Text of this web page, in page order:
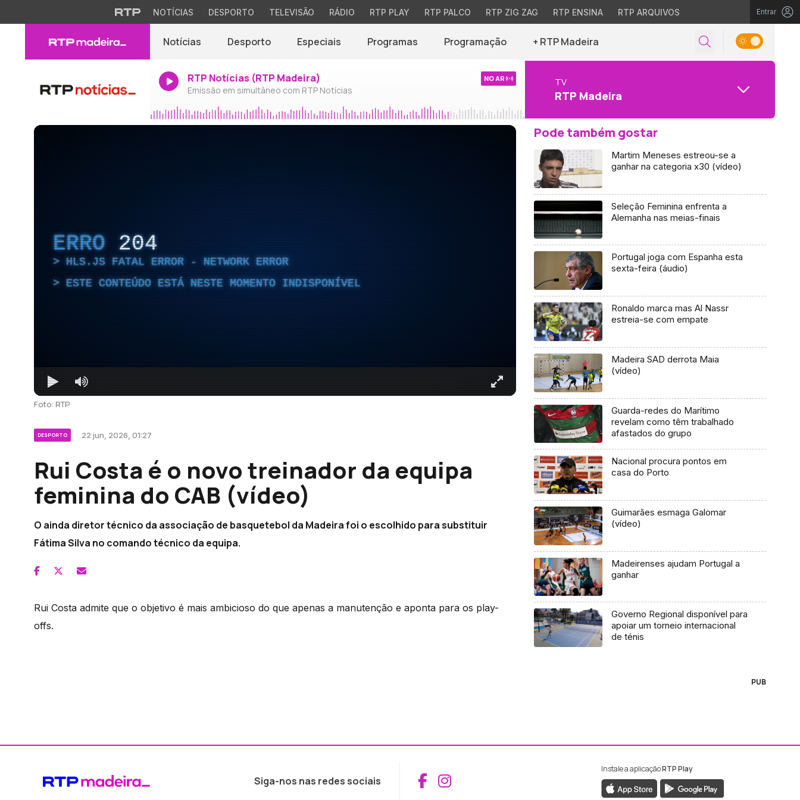
NOTÍCIAS DESPORTO TELEVISÃO RÁDIO RTP PLAY RTP PALCO RTP ZIG ZAG RTP ENSINA RTP ARQUIVOS Entrar
Notícias Desporto Especiais Programas Programação + RTP Madeira
RTP Notícias (RTP Madeira)
Emissão em simultâneo com RTP Notícias
NO AR TV
RTP Madeira
ERRO 204
HLS.JS FATAL ERROR - NETWORK ERROR
ESTE CONTEÚDO ESTÁ NESTE MOMENTO INDISPONÍVEL
Foto: RTP
DESPORTO 22 jun, 2026, 01:27
Rui Costa é o novo treinador da equipa
feminina do CAB (vídeo)
O ainda diretor técnico da associação de basquetebol da Madeira foi o escolhido para substituir
Fátima Silva no comando técnico da equipa.
Rui Costa admite que o objetivo é mais ambicioso do que apenas a manutenção e aponta para os play-
offs.
Pode também gostar
Martim Meneses estreou-se a
ganhar na categoria x30 (vídeo)
Seleção Feminina enfrenta a
Alemanha nas meias-finais
Portugal joga com Espanha esta
sexta-feira (áudio)
Ronaldo marca mas Al Nassr
estreia-se com empate
Madeira SAD derrota Maia
(vídeo)
Guarda-redes do Marítimo
revelam como têm trabalhado
afastados do grupo
Nacional procura pontos em
casa do Porto
Guimarães esmaga Galomar
(vídeo)
Madeirenses ajudam Portugal a
ganhar
Governo Regional disponível para
apoiar um torneio internacional
de ténis
PUB
Siga-nos nas redes sociais Aceder ao Facebook da RTP Madeira
Aceder ao Instagram da RTP Madeira
Instale a aplicaçãoRTP Play